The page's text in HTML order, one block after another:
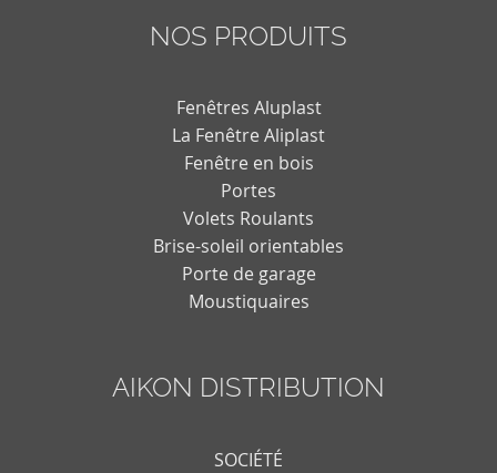
NOS PRODUITS
Fenêtres Aluplast
La Fenêtre Aliplast
Fenêtre en bois
Portes
Volets Roulants
Brise-soleil orientables
Porte de garage
Moustiquaires
AIKON DISTRIBUTION
SOCIÉTÉ